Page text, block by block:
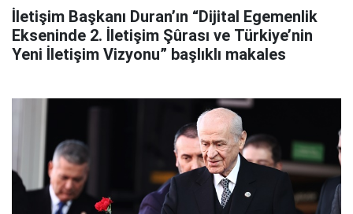
İletişim Başkanı Duran’ın “Dijital Egemenlik
Ekseninde 2. İletişim Şûrası ve Türkiye’nin
Yeni İletişim Vizyonu” başlıklı makales